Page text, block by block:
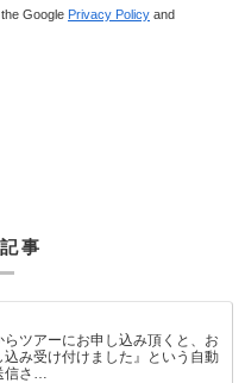
Google Privacy Policy and
事
らツアーにお申し込み頂くと、お
込み受け付けました』という自動
信さ…